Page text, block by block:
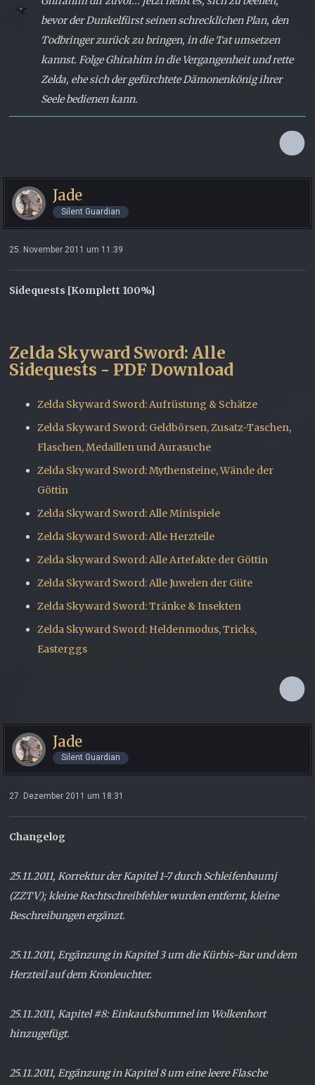
bevor der Dunkelfürst seinen schrecklichen Plan, den
Todbringer zurück zu bringen, in die Tat umsetzen
kannst. Folge Ghirahim in die Vergangenheit und rette
Zelda, ehe sich der gefürchtete Dämonenkönig ihrer
Seele bedienen kann.
Jade
Silent Guardian
25. November 2011 um 11:39
Sidequests [Komplett 100%]
Zelda Skyward Sword: Alle
Sidequests - PDF Download
Zelda Skyward Sword: Aufrüstung & Schätze
Zelda Skyward Sword: Geldbörsen, Zusatz-Taschen,
Flaschen, Medaillen und Aurasuche
Zelda Skyward Sword: Mythensteine, Wände der
Göttin
Zelda Skyward Sword: Alle Minispiele
Zelda Skyward Sword: Alle Herzteile
Zelda Skyward Sword: Alle Artefakte der Göttin
Zelda Skyward Sword: Alle Juwelen der Güte
Zelda Skyward Sword: Tränke & Insekten
Zelda Skyward Sword: Heldenmodus, Tricks,
Easterggs
Jade
Silent Guardian
27. Dezember 2011 um 18:31
Changelog
25.11.2011, Korrektur der Kapitel 1-7 durch Schleifenbaumj
(ZZTV); kleine Rechtschreibfehler wurden entfernt, kleine
Beschreibungen ergänzt.
25.11.2011, Ergänzung in Kapitel 3 um die Kürbis-Bar und dem
Herzteil auf dem Kronleuchter.
25.11.2011, Kapitel #8: Einkaufsbummel im Wolkenhort
hinzugefügt.
25.11.2011, Ergänzung in Kapitel 8 um eine leere Flasche